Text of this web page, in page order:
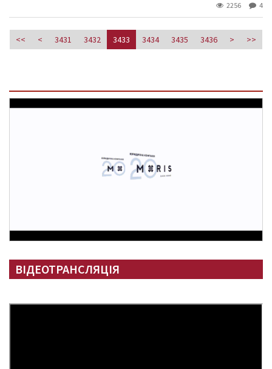
2256 4
<< < 3431 3432 3433 3434 3435 3436 > >>
ВІДЕОТРАНСЛЯЦІЯ